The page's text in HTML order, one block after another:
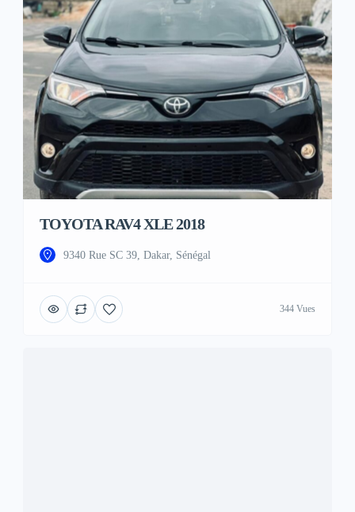
TOYOTA RAV4 XLE 2018
9340 Rue SC 39, Dakar, Sénégal
344 Vues